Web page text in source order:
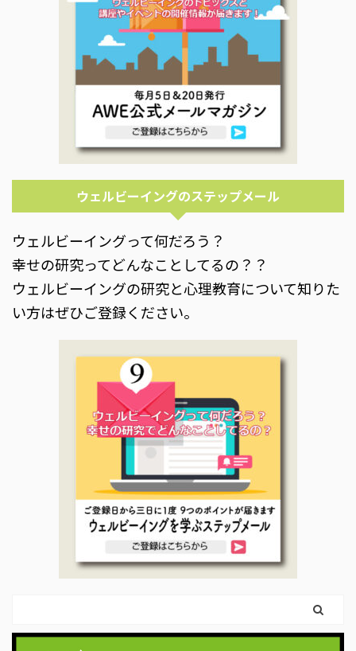
ウェルビーイングのステップメール
ウェルビーイングって何だろう？
幸せの研究ってどんなことしてるの？？
ウェルビーイングの研究と心理教育について知りた
い方はぜひご登録ください。